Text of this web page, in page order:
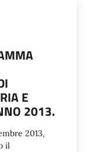
E
2013.
2013,
il